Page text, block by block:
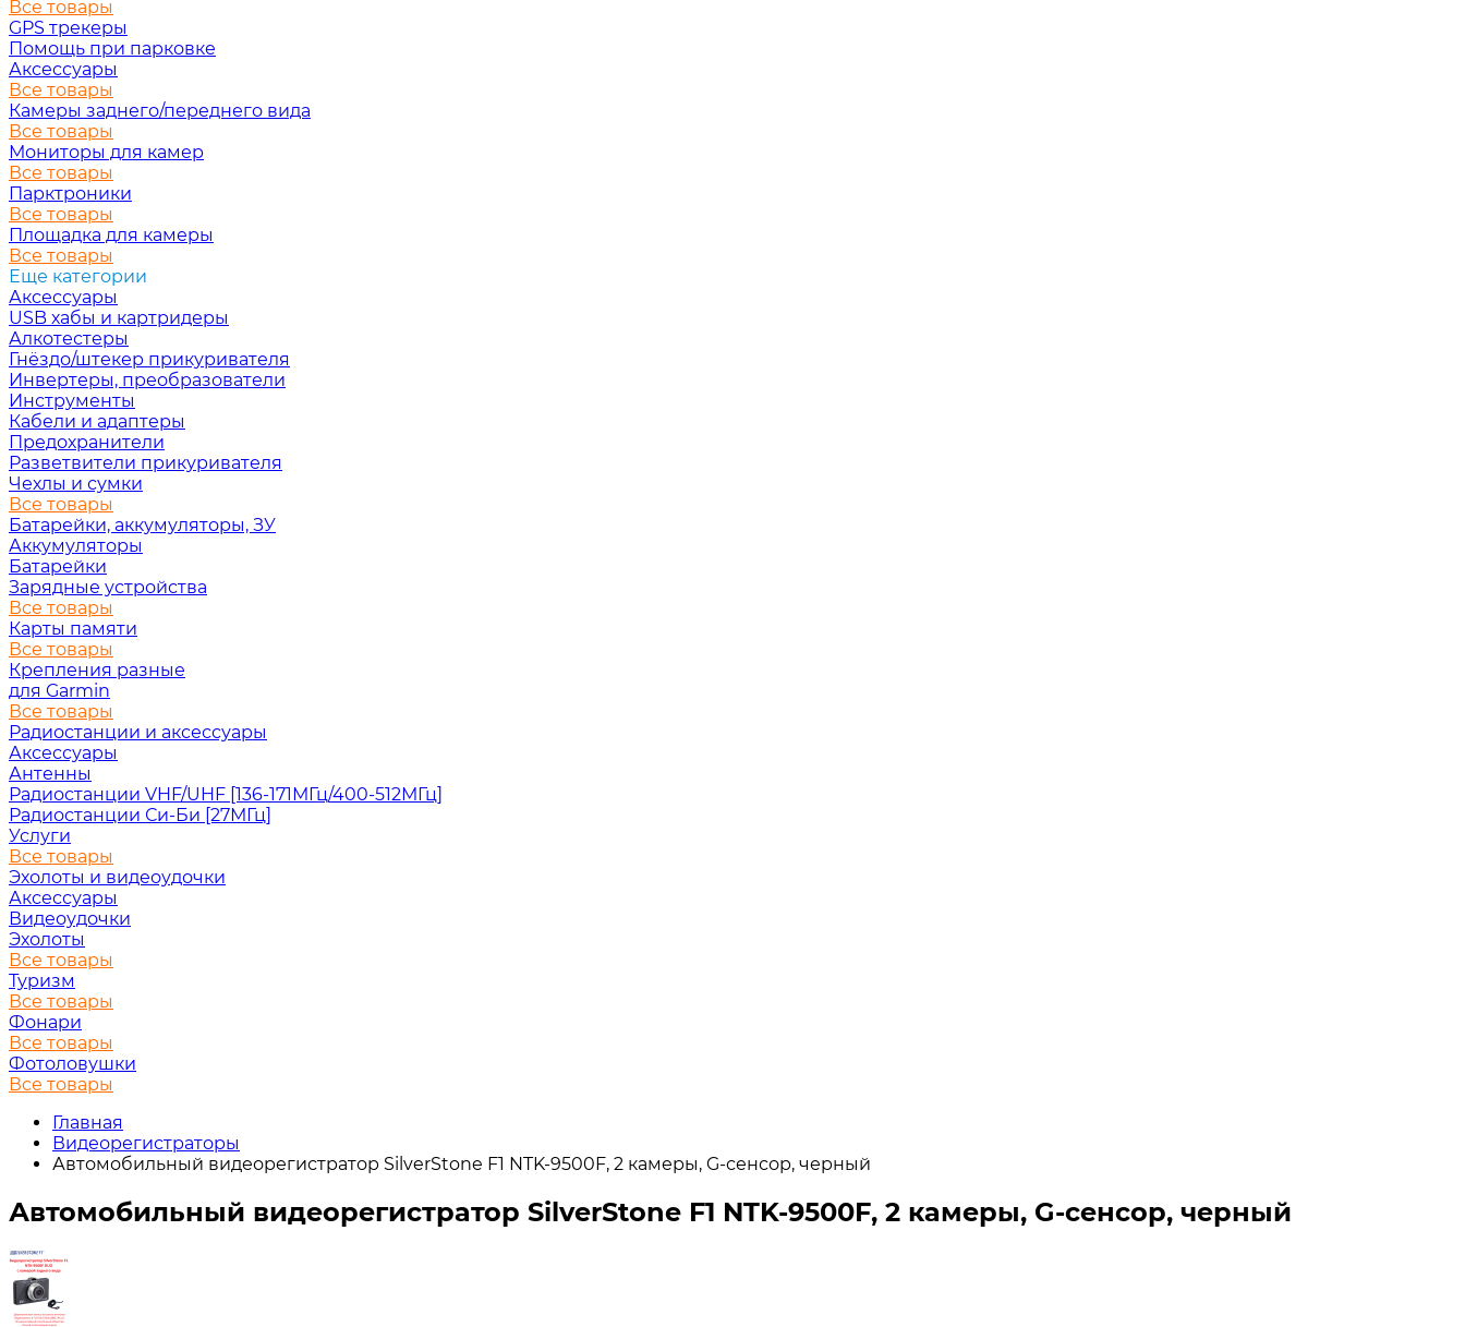
Все товары
GPS трекеры
Помощь при парковке
Аксессуары
Все товары
Камеры заднего/переднего вида
Все товары
Мониторы для камер
Все товары
Парктроники
Все товары
Площадка для камеры
Все товары
Еще категории
Аксессуары
USB хабы и картридеры
Алкотестеры
Гнёздо/штекер прикуривателя
Инвертеры, преобразователи
Инструменты
Кабели и адаптеры
Предохранители
Разветвители прикуривателя
Чехлы и сумки
Все товары
Батарейки, аккумуляторы, ЗУ
Аккумуляторы
Батарейки
Зарядные устройства
Все товары
Карты памяти
Все товары
Крепления разные
для Garmin
Все товары
Радиостанции и аксессуары
Аксессуары
Антенны
Радиостанции VHF/UHF [136-171МГц/400-512МГц]
Радиостанции Си-Би [27МГц]
Услуги
Все товары
Эхолоты и видеоудочки
Аксессуары
Видеоудочки
Эхолоты
Все товары
Туризм
Все товары
Фонари
Все товары
Фотоловушки
Все товары
Главная
Видеорегистраторы
Автомобильный видеорегистратор SilverStone F1 NTK-9500F, 2 камеры, G-сенсор, черный
Автомобильный видеорегистратор SilverStone F1 NTK-9500F, 2 камеры, G-сенсор, черный